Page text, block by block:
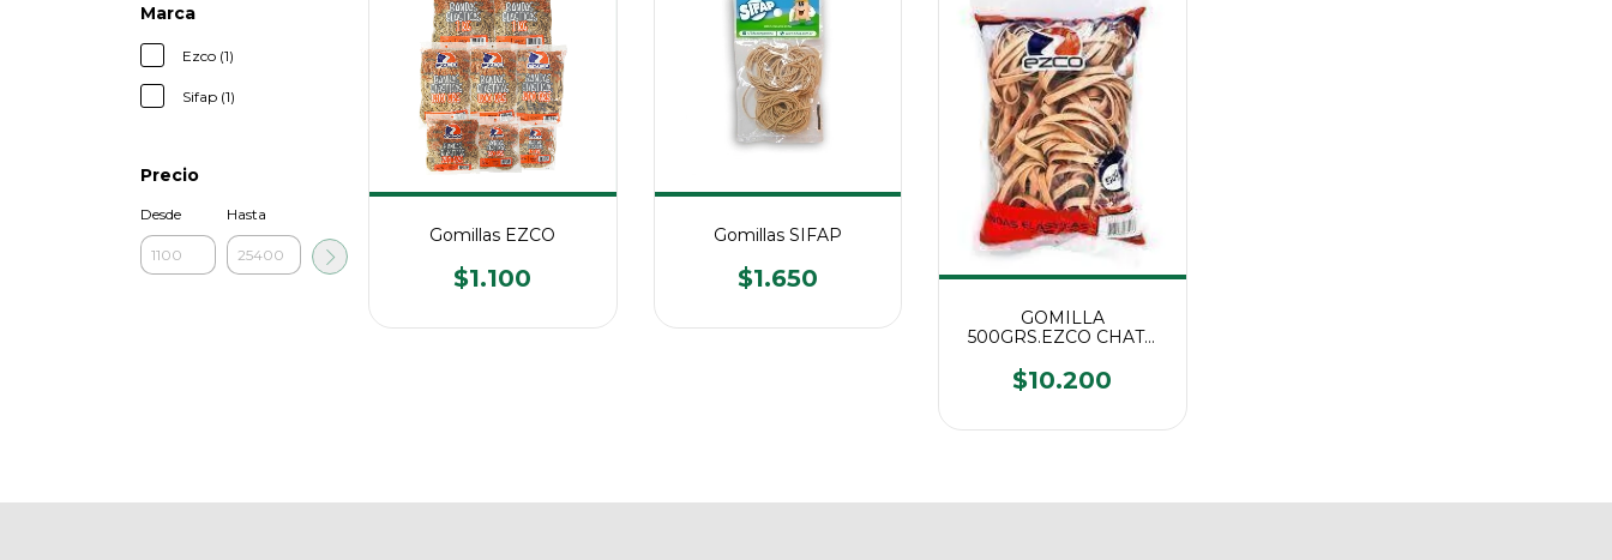
Marca
Ezco (1)
Sifap (1)
Precio
Desde Hasta
Gomillas EZCO
$1.100
Gomillas SIFAP
$1.650
GOMILLA
500GRS.EZCO CHATA
$10.200